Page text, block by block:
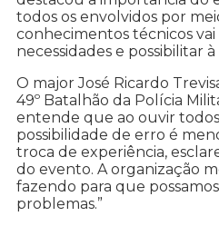
todos os envolvidos por
conhecimentos técnicos vai
necessidades e possibilitar
O major José Ricardo
49º Batalhão da Polícia
entende que ao ouvir todos
possibilidade de erro é
troca de experiência,
do evento. A organização
fazendo para que
problemas.”